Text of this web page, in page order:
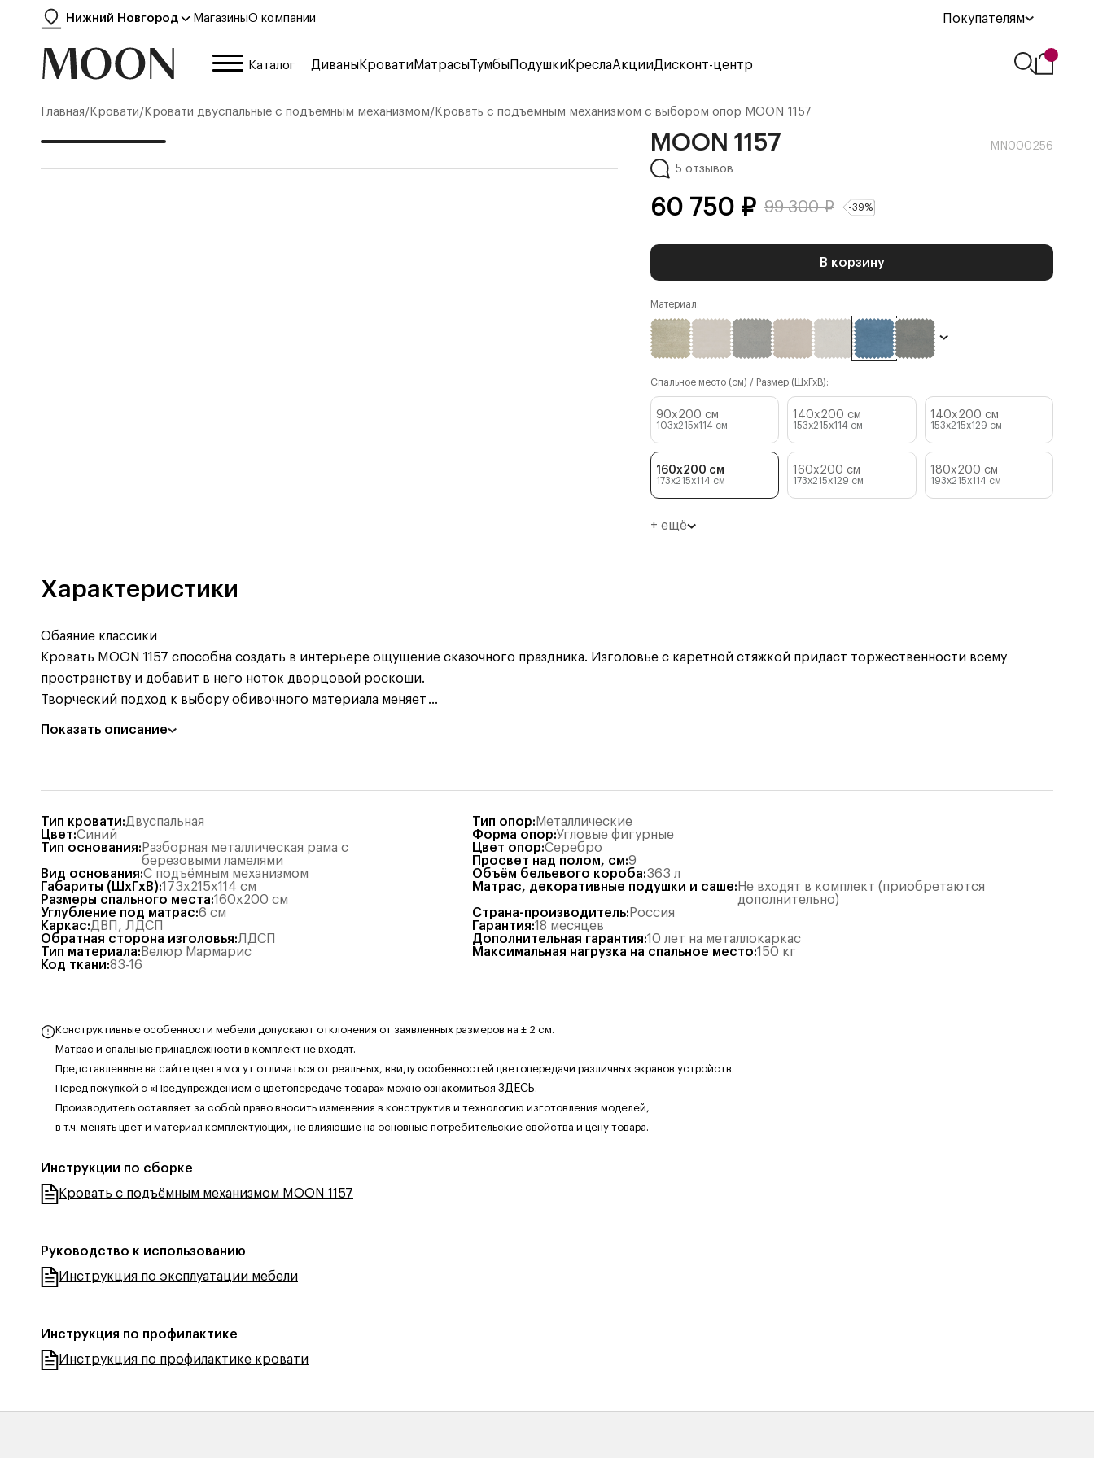
Нижний Новгород МагазиныО компании Покупателям
Каталог ДиваныКроватиМатрасыТумбыПодушкиКреслаАкцииДисконт-центр
Главная/ Кровати/ Кровати двуспальные с подъёмным механизмом/ Кровать с подъёмным механизмом с выбором опор MOON 1157
MOON 1157 MN000256
5 отзывов
60 750 ₽ 99 300₽ -39%
В корзину
Материал:
Спальное место (см) / Размер (ШхГхВ):
90x200 см
103x215x114 см
140x200 см
153x215x114 см
140x200 см
153x215x129 см
160x200 см
173x215x114 см
160x200 см
173x215x129 см
180x200 см
193x215x114 см
+ ещё
Характеристики
Обаяние классики
Кровать MOON 1157 способна создать в интерьере ощущение сказочного праздника. Изголовье с каретной стяжкой придаст торжественности всему
пространству и добавит в него ноток дворцовой роскоши.
Творческий подход к выбору обивочного материала меняет ...
Показать описание
Тип кровати:Двуспальная
Цвет:Синий
Тип основания: Разборная металлическая рама с
березовыми ламелями
Вид основания:С подъёмным механизмом
Габариты (ШхГхВ):173x215x114 см
Размеры спального места:160x200 см
Углубление под матрас:6 см
Каркас:ДВП , ЛДСП
Обратная сторона изголовья:ЛДСП
Тип материала: Велюр Мармарис
Код ткани:83-16
Тип опор: Металлические
Форма опор:Угловые фигурные
Цвет опор:Серебро
Просвет над полом, см:9
Объём бельевого короба:363 л
Матрас, декоративные подушки и саше: Не входят в комплект (приобретаются
дополнительно)
Страна-производитель: Россия
Гарантия:18 месяцев
Дополнительная гарантия:10 лет на металлокаркас
Максимальная нагрузка на спальное место:150 кг
Конструктивные особенности мебели допускают отклонения от заявленных размеров на ± 2 см.
Матрас и спальные принадлежности в комплект не входят.
Представленные на сайте цвета могут отличаться от реальных, ввиду особенностей цветопередачи различных экранов устройств.
Перед покупкой с «Предупреждением о цветопередаче товара» можно ознакомиться ЗДЕСЬ.
Производитель оставляет за собой право вносить изменения в конструктив и технологию изготовления моделей,
в т.ч. менять цвет и материал комплектующих, не влияющие на основные потребительские свойства и цену товара.
Инструкции по сборке
Кровать с подъёмным механизмом MOON 1157
Руководство к использованию
Инструкция по эксплуатации мебели
Инструкция по профилактике
Инструкция по профилактике кровати